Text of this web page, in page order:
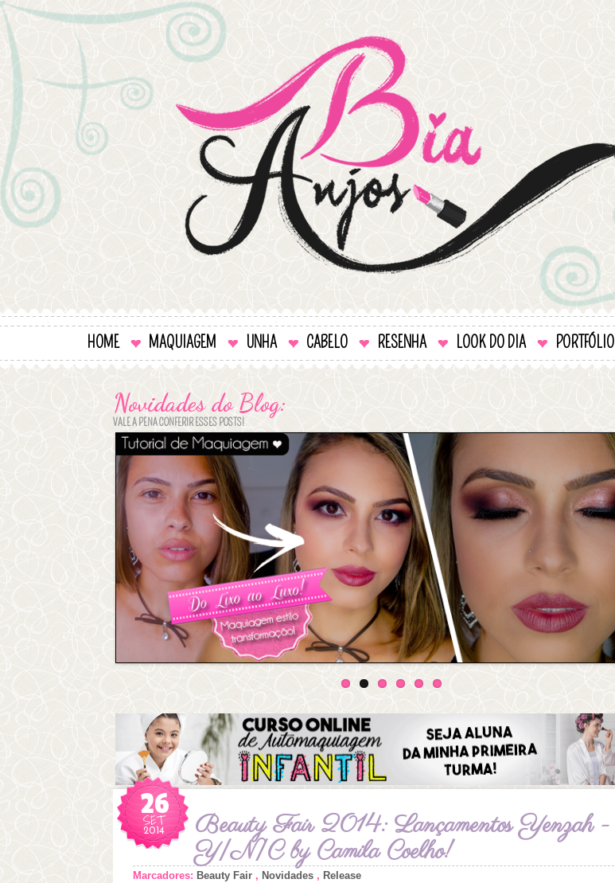
HOME MAQUIAGEM UNHA CABELO RESENHA LOOK DO DIA PORTFÓLIO
Novidades do Blog:
VALE A PENA CONFERIR ESSES POSTS!
26
SET
2014
Beauty Fair 2014: Lançamentos Yenzah -
Y|N|C by Camila Coelho!
Marcadores: Beauty Fair , Novidades , Release